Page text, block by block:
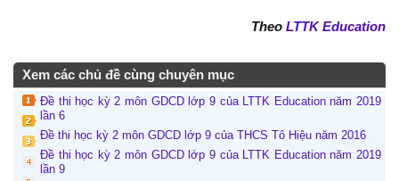
Theo LTTK Education
Xem các chủ đề cùng chuyên mục
Đề thi học kỳ 2 môn GDCD lớp 9 của LTTK Education năm 2019
lần 6
Đề thi học kỳ 2 môn GDCD lớp 9 của THCS Tô Hiệu năm 2016
Đề thi học kỳ 2 môn GDCD lớp 9 của LTTK Education năm 2019
lần 9